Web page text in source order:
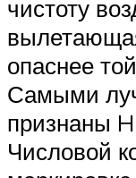
чистоту
опаснее
Самыми
признаны
Числовой